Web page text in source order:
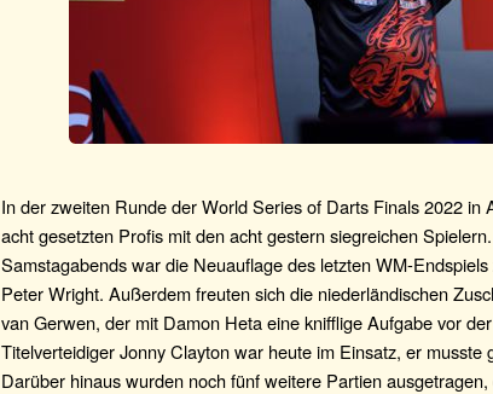
In der zweiten Runde der World Series of Darts Finals 2022 in
acht gesetzten Profis mit den acht gestern siegreichen
Samstagabends war die Neuauflage des letzten WM-
Peter Wright. Außerdem freuten sich die niederländischen
van Gerwen, der mit Damon Heta eine knifflige Aufgabe vor
Titelverteidiger Jonny Clayton war heute im Einsatz, er musste
Darüber hinaus wurden noch fünf weitere Partien ausgetragen,